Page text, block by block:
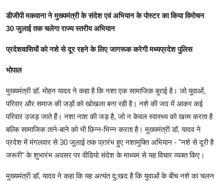
डीजीपी मकवाना ने मुख्यमंत्री के संदेश एवं अभियान के पोस्टर का किया विमोचन
30 जुलाई तक चलेगा राज्य स्तरीय अभियान
प्रदेशवासियों को नशे से दूर रहने के लिए जागरूक करेगी मध्यप्रदेश पुलिस
भोपाल
मुख्यमंत्री डॉ. मोहन यादव ने कहा है कि नशा एक सामाजिक बुराई है। जो युवाओं,
परिवार और समाज की जड़ों को खोखला बना रही है। नशे की जद में आकर कई
परिवार उजड़ जाते हैं। नशा नाश की जड़ है, जो न केवल स्वास्थ्य को खत्म करता है
बल्कि सामाजिक ताने-बाने को भी छिन्न-भिन्न करता है। मुख्यमंत्री डॉ. यादव ने
प्रदेश में मंगलवार से 30 जुलाई तक प्रारंभ हुए नशामुक्ति अभियान - "नशे से दूरी है
जरूरी" के शुभारंभ अवसर पर वीडियो संदेश के माध्यम से यह विचार व्यक्त किए।
मुख्यमंत्री डॉ. यादव ने कहा कि यह अत्यंत दु:खद है कि युवाओं के बीच नशे का चलन